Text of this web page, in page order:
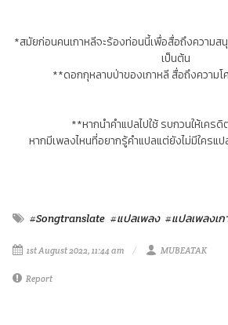
*สมัยก่อนคนเกาหลีจะร้องท่อนนี้เพื่อสื่อถึงความส
เป็นต้น
**ดอกกุหลาบป่าของเกาหลี สื่อถึงความโ
**หากนำคำแปลไปใช้ รบกวนให้เคร
หากมีเพลงไหนที่อยากรู้คำแปลแต่ยังไม่มีใครแ
#Songtranslate #แปลเพลง #แปลเพลงเก
1st August 2022, 11:44 am MUBEATAK
Report